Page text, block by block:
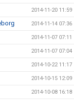
2014-11-20 11:59
2014-11-14 07:36
2014-11-07 07:11
2014-11-07 07:04
2014-10-22 11:17
2014-10-15 12:09
2014-10-08 16:18